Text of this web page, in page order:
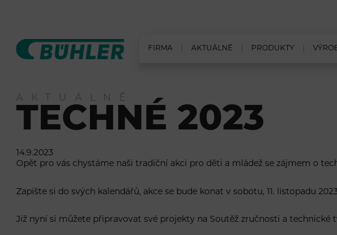
FIRMA AKTUÁLNĚ PRODUKTY
AKTUÁLNĚ
TECHNÉ 2023
14.9.2023
Opět pro vás chystáme naši tradiční akci pro děti a mládež se zájmem o
Zapište si do svých kalendářů, akce se bude konat v sobotu, 11. listopadu
Již nyní si můžete připravovat své projekty na Soutěž zručnosti a technické